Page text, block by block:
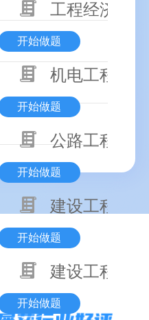
工程经济
开始做题
机电工程技术
开始做题
公路工程技术
开始做题
建设工程项
开始做题
建设工程基
开始做题